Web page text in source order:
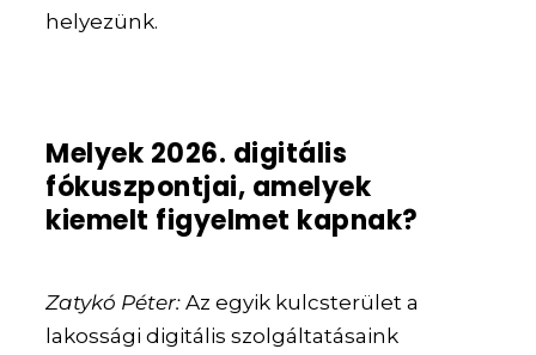
helyezünk.
Melyek 2026. digitális
fókuszpontjai, amelyek
kiemelt figyelmet kapnak?
Zatykó Péter:Az egyik kulcsterület a
lakossági digitális szolgáltatásaink